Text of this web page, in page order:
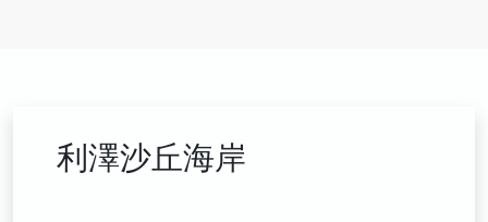
利澤沙丘海岸